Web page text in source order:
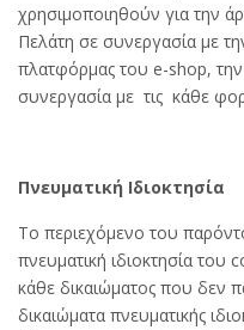
χρησιμοποιηθούν για την
Πελάτη σε συνεργασία με
πλατφόρμας του e-shop,
συνεργασία με τις κάθε
Πνευματική Ιδιοκτησία
Το περιεχόμενο του
πνευματική ιδιοκτησία
κάθε δικαιώματος που δεν
δικαιώματα πνευματικής